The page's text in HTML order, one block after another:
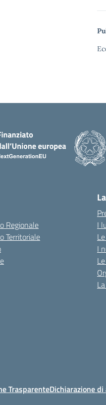
Regionale
Territoriale
I
I
TrasparenteDichiarazione